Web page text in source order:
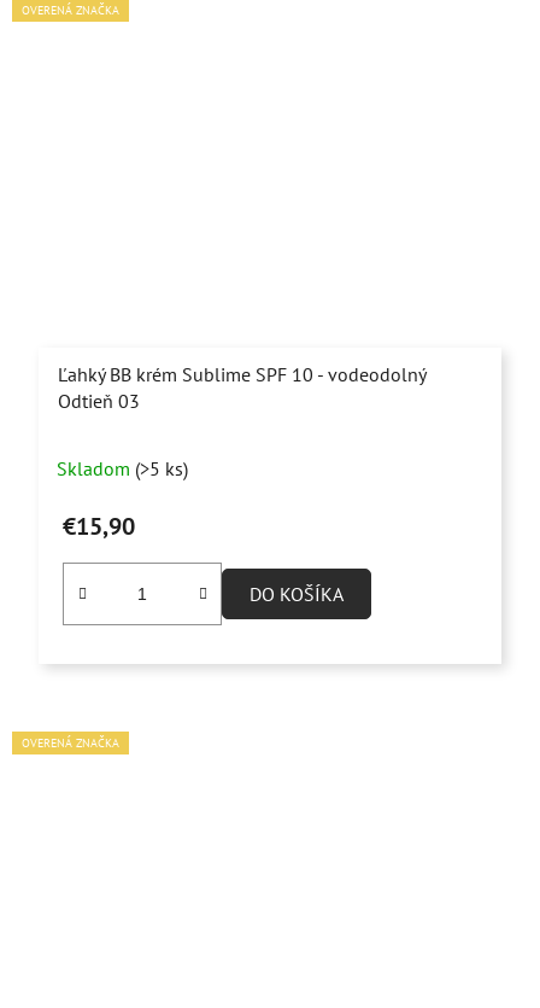
OVERENÁ ZNAČKA
Ľahký BB krém Sublime SPF 10 - vodeodolný
Odtieň 03
Skladom (>5 ks)
€15,90
DO KOŠÍKA
OVERENÁ ZNAČKA